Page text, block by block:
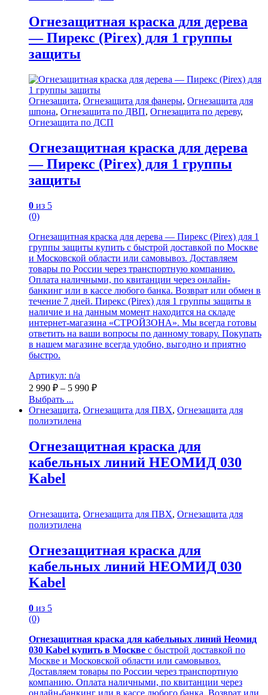
Огнезащитная краска для дерева
— Пирекс (Pirex) для 1 группы
защиты
Огнезащита, Огнезащита для фанеры, Огнезащита для
шпона, Огнезащита по ДВП, Огнезащита по дереву,
Огнезащита по ДСП
Огнезащитная краска для дерева
— Пирекс (Pirex) для 1 группы
защиты
0 из 5
(0)
Огнезащитная краска для дерева — Пирекс (Pirex) для 1
группы защиты купить с быстрой доставкой по Москве
и Московской области или самовывоз. Доставляем
товары по России через транспортную компанию.
Оплата наличными, по квитанции через онлайн-
банкинг или в кассе любого банка. Возврат или обмен в
течение 7 дней. Пирекс (Pirex) для 1 группы защиты в
наличие и на данным момент находится на складе
интернет-магазина «СТРОЙЗОНА». Мы всегда готовы
ответить на ваши вопросы по данному товару. Покупать
в нашем магазине всегда удобно, выгодно и приятно
быстро.
Артикул: n/a
2 990 ₽ – 5 990 ₽
Выбрать ...
Огнезащита, Огнезащита для ПВХ, Огнезащита для
полиэтилена
Огнезащитная краска для
кабельных линий НЕОМИД 030
Kabel
Огнезащита, Огнезащита для ПВХ, Огнезащита для
полиэтилена
Огнезащитная краска для
кабельных линий НЕОМИД 030
Kabel
0 из 5
(0)
Огнезащитная краска для кабельных линий Неомид
030 Kabel купить в Москве с быстрой доставкой по
Москве и Московской области или самовывоз.
Доставляем товары по России через транспортную
компанию. Оплата наличными, по квитанции через